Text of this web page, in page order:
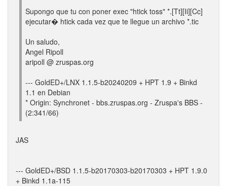
Supongo que tu con poner exec "htick toss" *.[Tt][Ii][Cc]
ejecutar� htick cada vez que te llegue un archivo *.tic
Un saludo,
Angel Ripoll
aripoll @ zruspas.org
--- GoldED+/LNX 1.1.5-b20240209 + HPT 1.9 + Binkd
1.1 en Debian
* Origin: Synchronet - bbs.zruspas.org - Zruspa's BBS -
(2:341/66)
JAS
--- GoldED+/BSD 1.1.5-b20170303-b20170303 + HPT 1.9.0
+ Binkd 1.1a-115